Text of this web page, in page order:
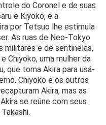
do Coronel e de suas
e Kiyoko, e a
por Tetsuo lhe estimula
As ruas de Neo-Tokyo
militares e de sentinelas,
Chiyoko, uma mulher da
que toma Akira para usá-
Chiyoko e os outros
Akira, mas as
se reúne com seus